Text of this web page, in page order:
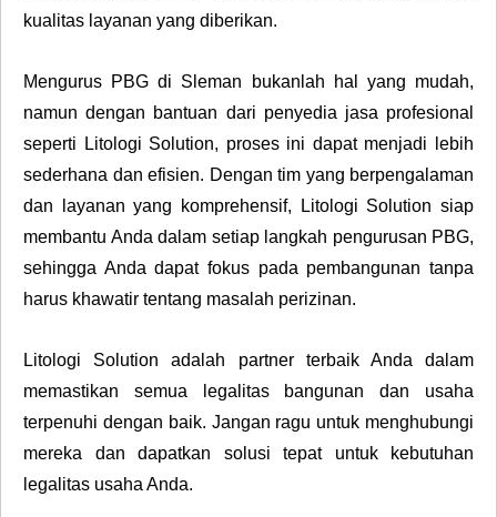
kualitas layanan yang diberikan.
Mengurus PBG di Sleman bukanlah hal yang mudah,
namun dengan bantuan dari penyedia jasa profesional
seperti Litologi Solution, proses ini dapat menjadi lebih
sederhana dan efisien. Dengan tim yang berpengalaman
dan layanan yang komprehensif, Litologi Solution siap
membantu Anda dalam setiap langkah pengurusan PBG,
sehingga Anda dapat fokus pada pembangunan tanpa
harus khawatir tentang masalah perizinan.
Litologi Solution adalah partner terbaik Anda dalam
memastikan semua legalitas bangunan dan usaha
terpenuhi dengan baik. Jangan ragu untuk menghubungi
mereka dan dapatkan solusi tepat untuk kebutuhan
legalitas usaha Anda.